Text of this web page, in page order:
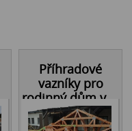
Příhradové
vazníky pro
rodinný dům v ...